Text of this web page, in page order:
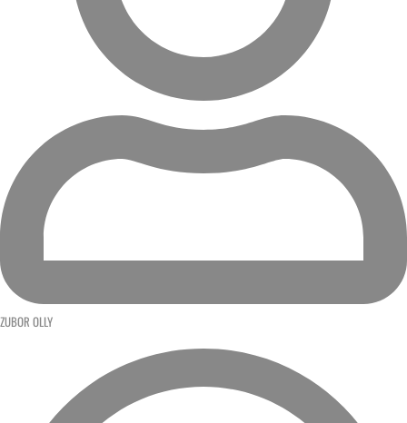
ZUBOR OLLY